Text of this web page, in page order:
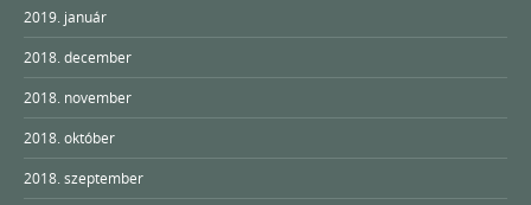
2019. január
2018. december
2018. november
2018. október
2018. szeptember